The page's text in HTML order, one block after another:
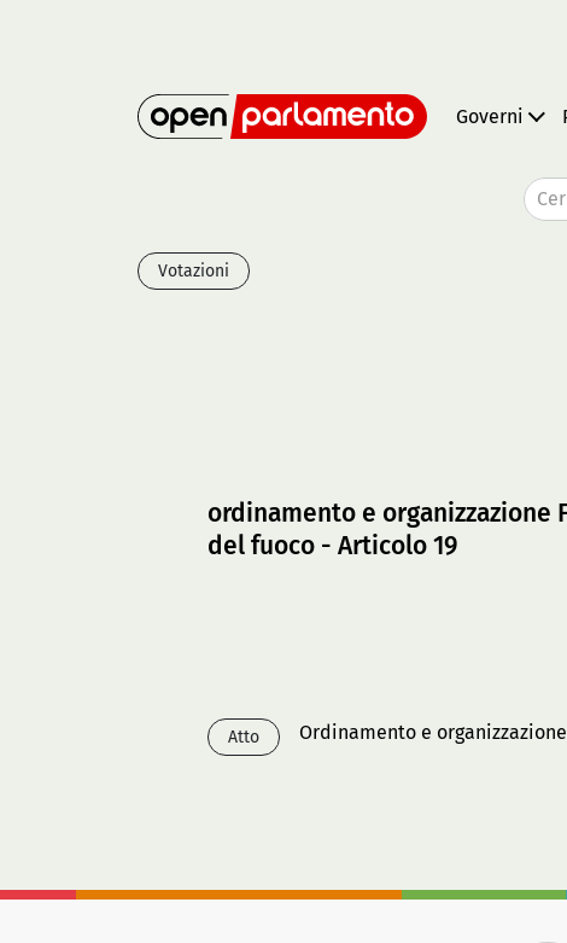
Governi
Votazioni
ordinamento e organizzazione
del fuoco - Articolo 19
Atto Ordinamento e